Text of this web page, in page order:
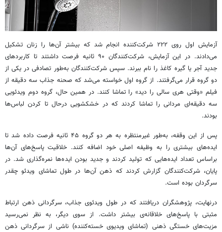
آزمایش اول روی ۲۲۲ شرکت‌کننده انجام شد که بیشتر آن‌ها را زنان تشکیل
می‌دادند. در این آزمایش، شرکت‌کنندگان ۹۰ ثانیه فرصت داشتند تا کاربردهای
جدید آجر یا گیره کاغذ را نام ببرند. سپس شرکت‌کنندگان به‌طور تصادفی در یکی از
دو گروه قرار می‌گرفتند. از گروه اول خواسته می‌شد که صحنه جذاب سه دقیقه از
فیلم «وقتی هری سالی را دید» را تماشا کنند. در همین حال، گروه دوم ویدئویی
سه دقیقه‌ای مردانی را تماشا کردند که در خشکشویی درحال تا کردن لباس‌ها
بودند.
پس از این وقفه، به‌طور غیرمنتظره به هر دو گروه ۴۵ ثانیه فرصت داده شد تا
ایده‌های بیشتری را به وظیفه اصلی خود اضافه کنند. خلاقیت پاسخ‌های آن‌ها
براساس تعداد ایده‌هایی که تولید کردند و جدید بودن ایده‌ها نمره‌گذاری شد. در
پایان، شرکت‌کنندگان گزارش کردند که ذهن آن‌ها در طول تماشای ویدئو چقدر
سرگردان بوده است.
درنهایت، پژوهشگران دریافتند که در طول ویدئوی جذاب، سرگردانی ذهن ارتباط
مثبتی با پاسخ‌های خلاقانه‌ی بیشتر داشت. از سوی دیگر، به نظر نمی‌رسید
مزیت‌های خستگی ذهنی (تماشای ویدیوی خسته‌کننده) ناشی از سرگردانی ذهن